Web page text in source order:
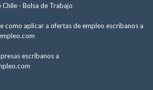
Chile - Bolsa de Trabajo
como aplicar a ofertas de empleo escríbanos a
escríbanos a